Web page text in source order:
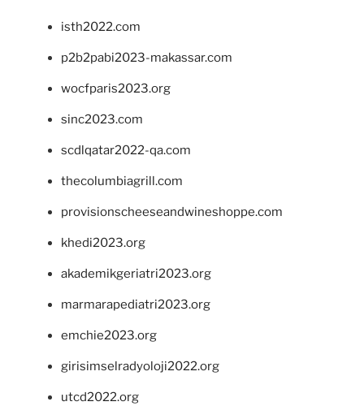
isth2022.com
p2b2pabi2023-makassar.com
wocfparis2023.org
sinc2023.com
scdlqatar2022-qa.com
thecolumbiagrill.com
provisionscheeseandwineshoppe.com
khedi2023.org
akademikgeriatri2023.org
marmarapediatri2023.org
emchie2023.org
girisimselradyoloji2022.org
utcd2022.org